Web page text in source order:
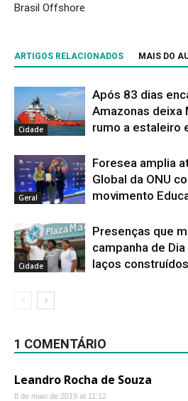
Brasil Offshore
ARTIGOS RELACIONADOS MAIS DO
Cidade
Após 83 dias
Amazonas deixa
rumo a estaleiro
Geral
Foresea amplia
Global da ONU
movimento
Cidade
Presenças que
campanha de
laços
1 COMENTÁRIO
Leandro Rocha de Souza
8 de maio de 2019 at 11:12